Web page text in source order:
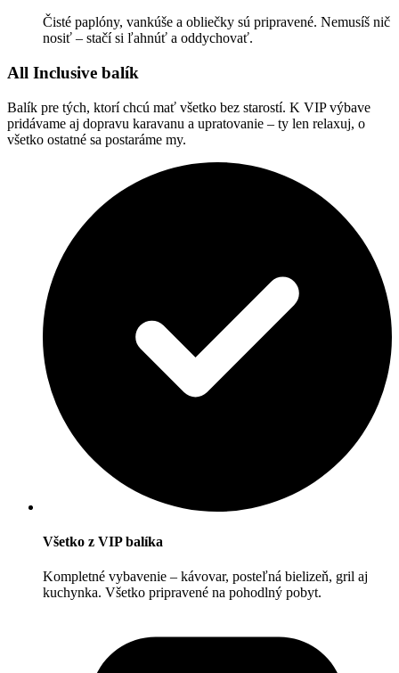
Čisté paplóny, vankúše a obliečky sú pripravené. Nemusíš nič
nosiť – stačí si ľahnúť a oddychovať.
All Inclusive balík
Balík pre tých, ktorí chcú mať všetko bez starostí. K VIP výbave
pridávame aj dopravu karavanu a upratovanie – ty len relaxuj, o
všetko ostatné sa postaráme my.
Všetko z VIP balíka
Kompletné vybavenie – kávovar, posteľná bielizeň, gril aj
kuchynka. Všetko pripravené na pohodlný pobyt.